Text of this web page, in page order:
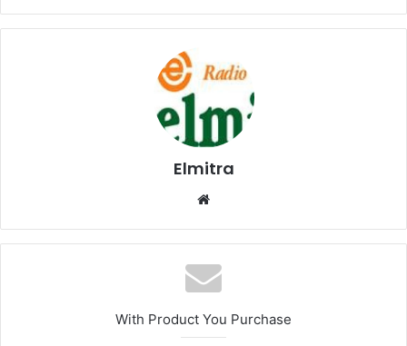
Elmitra
Website
With Product You Purchase